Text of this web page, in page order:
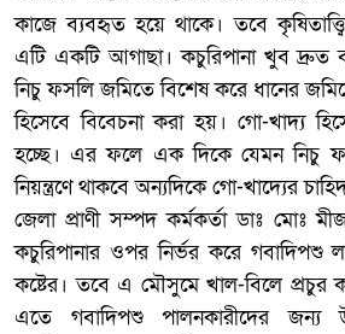
কাজে ব্যবহৃত হয়ে থাকে। তবে
এটি একটি আগাছা। কচুরিপানা খুব দ্রুত
নিচু ফসলি জমিতে বিশেষ করে ধানের
হিসেবে বিবেচনা করা হয়। গো-খাদ্য
হচ্ছে। এর ফলে এক দিকে যেমন নিচু
নিয়ন্ত্রণে থাকবে অন্যদিকে গো-খাদ্যের
জেলা প্রাণী সম্পদ কর্মকর্তা ডাঃ মোঃ
কচুরিপানার ওপর নির্ভর করে গবাদিপশু
কষ্টের। তবে এ মৌসুমে খাল-বিলে প্রচুর
এতে গবাদিপশু পালনকারীদের জন্য